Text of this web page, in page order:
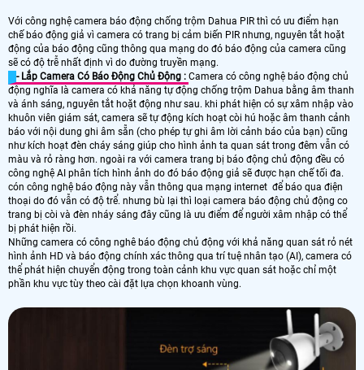
Với công nghệ camera báo động chống trộm Dahua PIR thì có ưu điểm hạn
chế báo động giả vì camera có trang bị cảm biến PIR nhưng, nguyên tắt hoặt
động của báo động cũng thông qua mạng do đó báo động của camera cũng
sẽ có độ trễ nhất định vì do đường truyền mạng.
- Lắp Camera Có Báo Động Chủ Động : Camera có công nghệ báo động chủ
động nghĩa là camera có khả năng tự động chống trộm Dahua bằng âm thanh
và ánh sáng, nguyên tắt hoặt động như sau. khi phát hiện có sự xâm nhập vào
khuôn viên giám sát, camera sẽ tự động kích hoạt còi hú hoặc âm thanh cảnh
báo với nội dung ghi âm sẵn (cho phép tự ghi âm lời cảnh báo của bạn) cũng
như kích hoạt đèn cháy sáng giúp cho hình ảnh ta quan sát trong đêm vẫn có
màu và rỏ ràng hơn. ngoài ra với camera trang bị báo động chủ động đều có
công nghệ AI phân tích hình ảnh do đó báo động giả sẽ được hạn chế tối đa.
cón công nghệ báo động này vẫn thông qua mạng internet để báo qua điện
thoại do đó vẫn có độ trể. nhưng bù lại thì loại camera báo động chủ động co
trang bị còi và đèn nháy sáng đây cũng là ưu điểm để người xâm nhập có thể
bị phát hiện rồi.
Những camera có công nghê báo động chủ động với khả năng quan sát rỏ nét
hình ảnh HD và báo động chính xác thông qua trí tuệ nhân tạo (AI), camera có
thể phát hiện chuyển động trong toàn cảnh khu vực quan sát hoặc chỉ một
phần khu vực tùy theo cài đặt lựa chọn khoanh vùng.